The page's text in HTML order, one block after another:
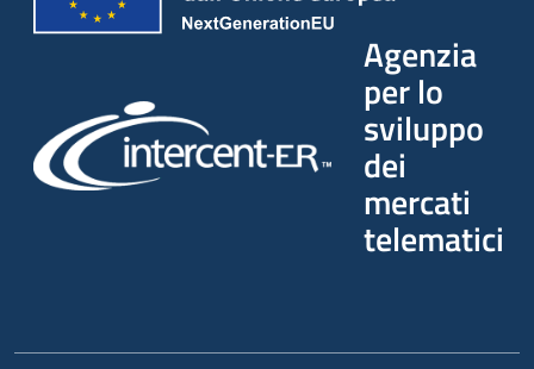
Agenzia
per lo
sviluppo
dei
mercati
telematici